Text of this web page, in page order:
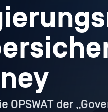
OPSWAT der